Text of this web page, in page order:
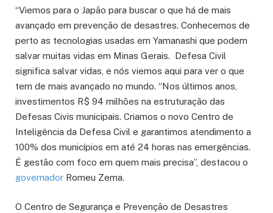
“Viemos para o Japão para buscar o que há de mais
avançado em prevenção de desastres. Conhecemos de
perto as tecnologias usadas em Yamanashi que podem
salvar muitas vidas em Minas Gerais. Defesa Civil
significa salvar vidas, e nós viemos aqui para ver o que
tem de mais avançado no mundo. “Nos últimos anos,
investimentos R$ 94 milhões na estruturação das
Defesas Civis municipais. Criamos o novo Centro de
Inteligência da Defesa Civil e garantimos atendimento a
100% dos municípios em até 24 horas nas emergências.
É gestão com foco em quem mais precisa”, destacou o
governador Romeu Zema.
O Centro de Segurança e Prevenção de Desastres